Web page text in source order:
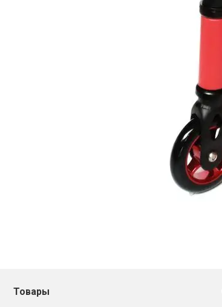
Товары